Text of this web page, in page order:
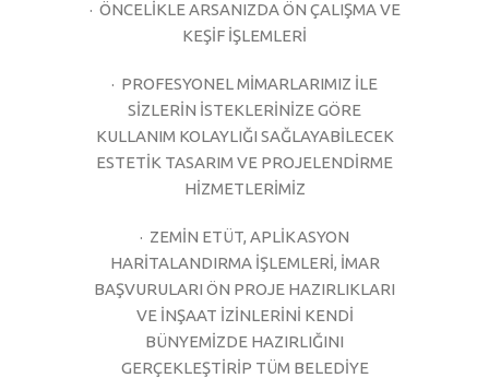
· ÖNCELİKLE ARSANIZDA ÖN ÇALIŞMA VE
KEŞİF İŞLEMLERİ
· PROFESYONEL MİMARLARIMIZ İLE
SİZLERİN İSTEKLERİNİZE GÖRE
KULLANIM KOLAYLIĞI SAĞLAYABİLECEK
ESTETİK TASARIM VE PROJELENDİRME
HİZMETLERİMİZ
· ZEMİN ETÜT, APLİKASYON
HARİTALANDIRMA İŞLEMLERİ, İMAR
BAŞVURULARI ÖN PROJE HAZIRLIKLARI
VE İNŞAAT İZİNLERİNİ KENDİ
BÜNYEMİZDE HAZIRLIĞINI
GERÇEKLEŞTİRİP TÜM BELEDİYE